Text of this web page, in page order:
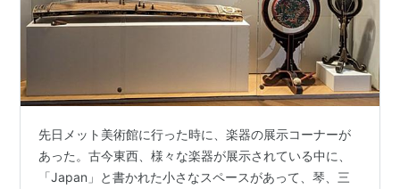
先日メット美術館に行った時に、楽器の展示コーナーが
あった。古今東西、様々な楽器が展示されている中に、
「Japan」と書かれた小さなスペースがあって、琴、三